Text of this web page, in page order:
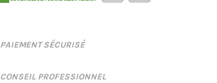
PAIEMENT SÉCURISÉ
CONSEIL PROFESSIONNEL